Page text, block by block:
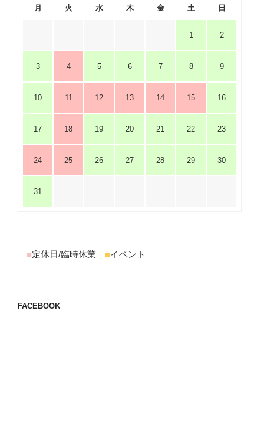
月 火 水 木 金 土 日
1 2
3 4 5 6 7 8 9
10 11 12 13 14 15 16
17 18 19 20 21 22 23
24 25 26 27 28 29 30
31
■定休日/臨時休業 ■イベント
FACEBOOK